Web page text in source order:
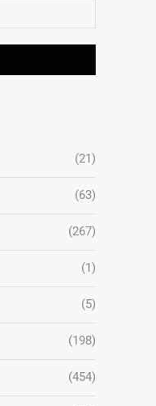
(21)
(63)
(267)
(1)
(5)
(198)
(454)